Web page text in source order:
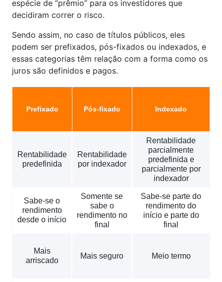
espécie de “prêmio” para os investidores que
decidiram correr o risco.
Sendo assim, no caso de títulos públicos, eles
podem ser prefixados, pós-fixados ou indexados, e
essas categorias têm relação com a forma como os
juros são definidos e pagos.
Prefixado Pós-fixado Indexado
Rentabilidade
predefinida
Rentabilidade
por indexador
Rentabilidade
parcialmente
predefinida e
parcialmente por
indexador
Sabe-se o
rendimento
desde o início
Somente se
sabe o
rendimento no
final
Sabe-se parte do
rendimento do
início e parte do
final
Mais
arriscado
Mais seguro Meio termo